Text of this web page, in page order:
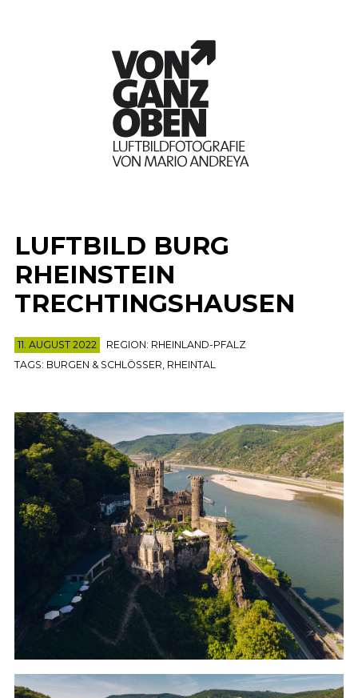
LUFTBILD BURG
RHEINSTEIN
TRECHTINGSHAUSEN
11. AUGUST 2022 REGION: RHEINLAND-PFALZ
TAGS: BURGEN & SCHLÖSSER, RHEINTAL